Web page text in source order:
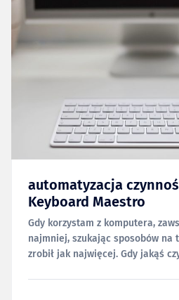
automatyzacja
Keyboard Maestro
Gdy korzystam z komputera,
najmniej, szukając sposobów na
zrobił jak najwięcej. Gdy jakąś